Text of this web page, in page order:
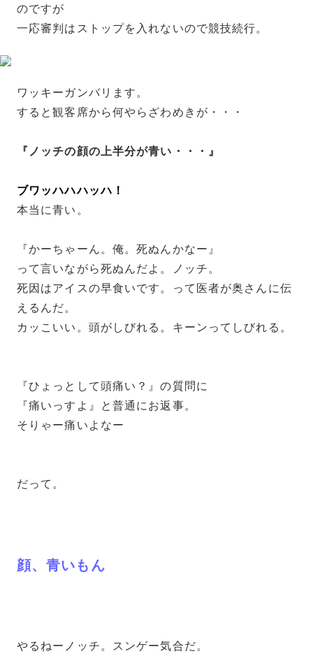
のですが
一応審判はストップを入れないので競技続行。
ワッキーガンバリます。
すると観客席から何やらざわめきが・・・
『ノッチの顔の上半分が青い・・・』
ブワッハハハッハ！
本当に青い。
『かーちゃーん。俺。死ぬんかなー』
って言いながら死ぬんだよ。ノッチ。
死因はアイスの早食いです。って医者が奥さんに伝
えるんだ。
カッこいい。頭がしびれる。キーンってしびれる。
『ひょっとして頭痛い？』の質問に
『痛いっすよ』と普通にお返事。
そりゃー痛いよなー
だって。
顔、青いもん
やるねーノッチ。スンゲー気合だ。